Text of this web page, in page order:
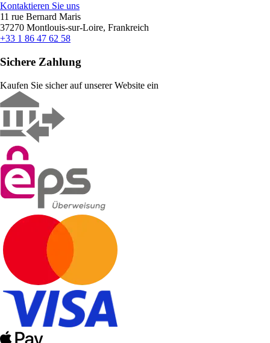
Kontaktieren Sie uns
11 rue Bernard Maris
37270 Montlouis-sur-Loire, Frankreich
+33 1 86 47 62 58
Sichere Zahlung
Kaufen Sie sicher auf unserer Website ein